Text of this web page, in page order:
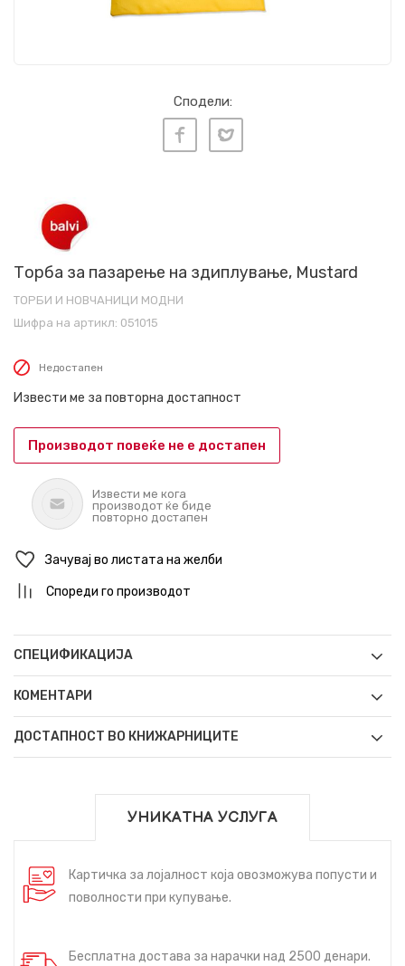
Сподели:
Торба за пазарење на здиплување, Mustard
ТОРБИ И НОВЧАНИЦИ МОДНИ
Шифра на артикл: 051015
Недостапен
Извести ме за повторна достапност
Производот повеќе не е достапен
Извести ме кога
производот ќе биде
повторно достапен
Зачувај во листата на желби
Спореди го производот
СПЕЦИФИКАЦИЈА
КОМЕНТАРИ
ДОСТАПНОСТ ВО КНИЖАРНИЦИТЕ
УНИКАТНА УСЛУГА
Картичка за лојалност која овозможува попусти и
поволности при купување.
Бесплатна достава за нарачки над 2500 денари.